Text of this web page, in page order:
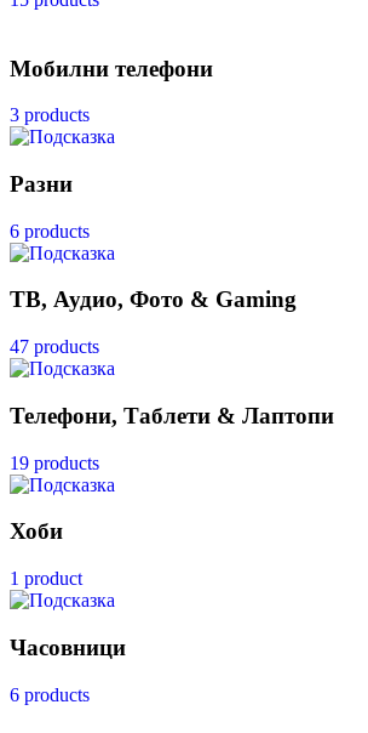
Мобилни телефони
3 products
Разни
6 products
ТВ, Аудио, Фото & Gaming
47 products
Телефони, Таблети & Лаптопи
19 products
Хоби
1 product
Часовници
6 products